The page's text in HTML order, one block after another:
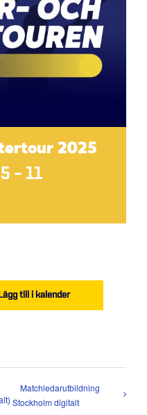
2025
– 11
Lägg till i kalender
Matchledarutbildning
Stockholm digitalt